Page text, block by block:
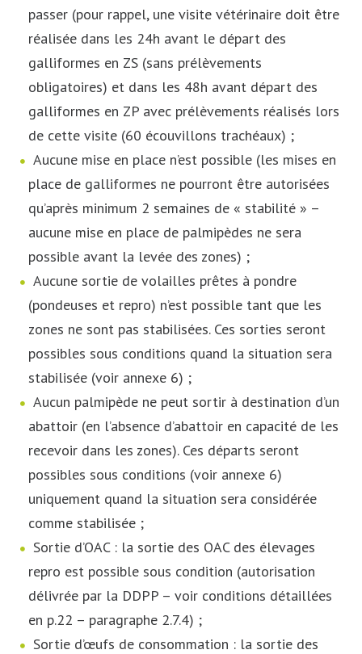
passer (pour rappel, une visite vétérinaire doit être
réalisée dans les 24h avant le départ des
galliformes en ZS (sans prélèvements
obligatoires) et dans les 48h avant départ des
galliformes en ZP avec prélèvements réalisés lors
de cette visite (60 écouvillons trachéaux) ;
Aucune mise en place n’est possible (les mises en
place de galliformes ne pourront être autorisées
qu’après minimum 2 semaines de « stabilité » –
aucune mise en place de palmipèdes ne sera
possible avant la levée des zones) ;
Aucune sortie de volailles prêtes à pondre
(pondeuses et repro) n’est possible tant que les
zones ne sont pas stabilisées. Ces sorties seront
possibles sous conditions quand la situation sera
stabilisée (voir annexe 6) ;
Aucun palmipède ne peut sortir à destination d’un
abattoir (en l’absence d’abattoir en capacité de les
recevoir dans les zones). Ces départs seront
possibles sous conditions (voir annexe 6)
uniquement quand la situation sera considérée
comme stabilisée ;
Sortie d’OAC : la sortie des OAC des élevages
repro est possible sous condition (autorisation
délivrée par la DDPP – voir conditions détaillées
en p.22 – paragraphe 2.7.4) ;
Sortie d’œufs de consommation : la sortie des